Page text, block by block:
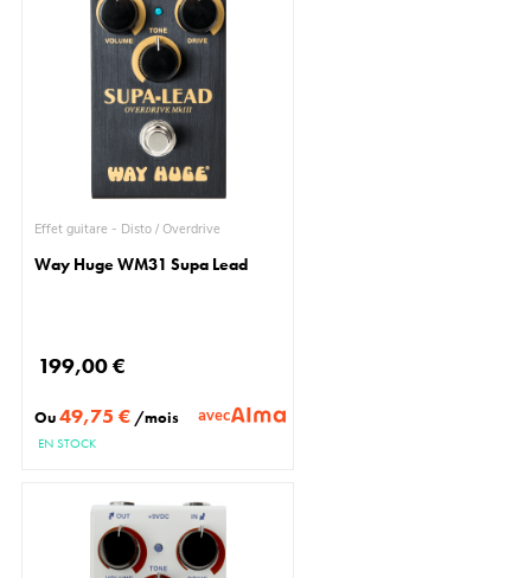
Effet guitare - Disto / Overdrive
Way Huge WM31 Supa Lead
199,00 €
Ou49,75 € /mois avec
EN STOCK